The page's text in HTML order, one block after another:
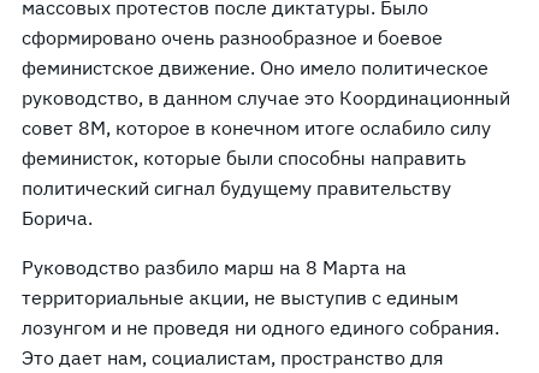
массовых протестов после диктатуры. Было
сформировано очень разнообразное и боевое
феминистское движение. Оно имело политическое
руководство, в данном случае это Координационный
совет 8М, которое в конечном итоге ослабило силу
феминисток, которые были способны направить
политический сигнал будущему правительству
Борича.
Руководство разбило марш на 8 Марта на
территориальные акции, не выступив с единым
лозунгом и не проведя ни одного единого собрания.
Это дает нам, социалистам, пространство для